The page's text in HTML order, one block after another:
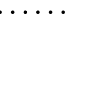
· · · ·